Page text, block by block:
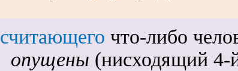
считающего что-либо
опущены (нисходящий 4-